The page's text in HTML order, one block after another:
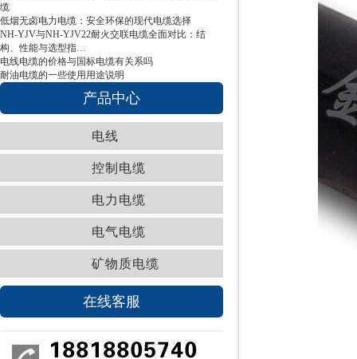
缆
低烟无卤电力电缆：安全环保的现代电缆选择
NH-YJV与NH-YJV22耐火交联电缆全面对比：结
构、性能与选型指…
电线电缆的价格与国标电缆有关系吗
耐油电缆的一些使用用途说明
产品中心
电线
控制电缆
电力电缆
电气电缆
矿物质电缆
在线客服